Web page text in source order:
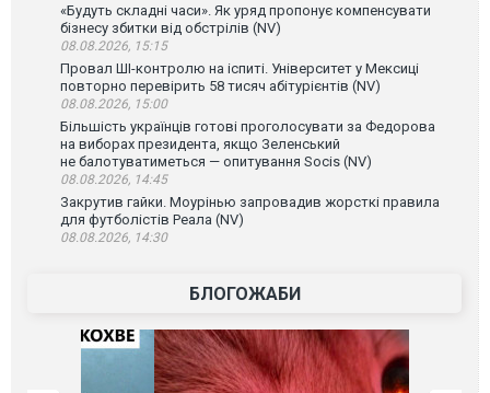
«Будуть складні часи». Як уряд пропонує компенсувати
бізнесу збитки від обстрілів (NV)
08.08.2026, 15:15
Провал ШІ-контролю на іспиті. Університет у Мексиці
повторно перевірить 58 тисяч абітурієнтів (NV)
08.08.2026, 15:00
Більшість українців готові проголосувати за Федорова
на виборах президента, якщо Зеленський
не балотуватиметься — опитування Socis (NV)
08.08.2026, 14:45
Закрутив гайки. Моурінью запровадив жорсткі правила
для футболістів Реала (NV)
08.08.2026, 14:30
БЛОГОЖАБИ